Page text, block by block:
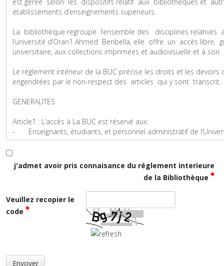
j'admet avoir pris connaisance du réglement interieure
de la Bibliothèque
Veuillez recopier le
code